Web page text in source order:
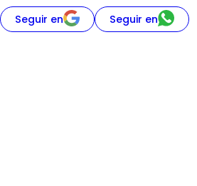
Seguir en Seguir en